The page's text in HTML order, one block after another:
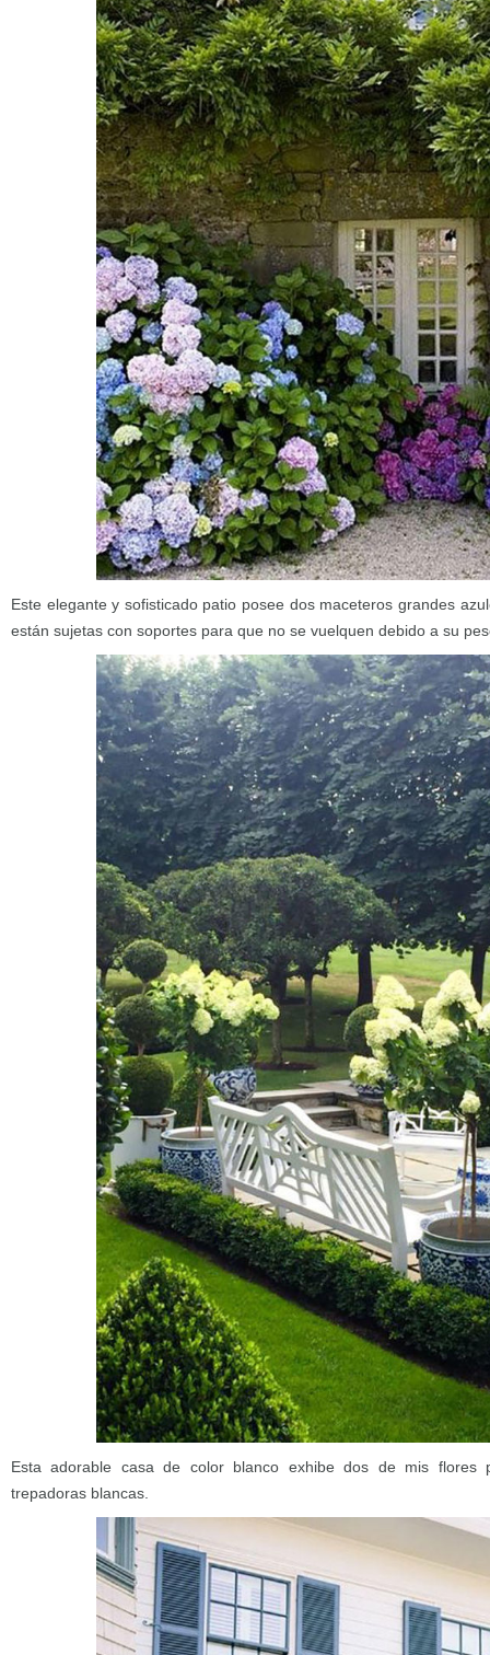
Este elegante y sofisticado patio posee dos maceteros grandes
están sujetas con soportes para que no se vuelquen debido a su
Esta adorable casa de color blanco exhibe dos de mis flores
trepadoras blancas.